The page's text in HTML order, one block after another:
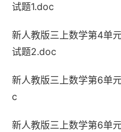
试题1.doc
新人教版三上数学第4单
试题2.doc
新人教版三上数学第6单
c
新人教版三上数学第6单